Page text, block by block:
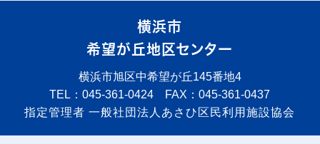
横浜市
希望が丘地区センター
横浜市旭区中希望が丘145番地4
TEL：045-361-0424 FAX：045-361-0437
指定管理者 一般社団法人あさひ区民利用施設協会